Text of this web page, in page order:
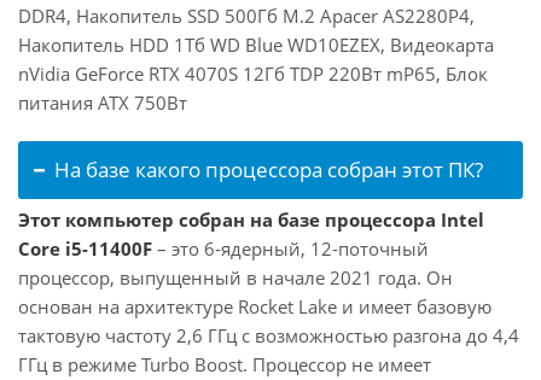
DDR4, Накопитель SSD 500Гб M.2 Apacer AS2280P4,
Накопитель HDD 1Тб WD Blue WD10EZEX, Видеокарта
nVidia GeForce RTX 4070S 12Гб TDP 220Вт mP65, Блок
питания ATX 750Вт
На базе какого процессора собран этот ПК?
Этот компьютер собран на базе процессора Intel
Core i5-11400F – это 6-ядерный, 12-поточный
процессор, выпущенный в начале 2021 года. Он
основан на архитектуре Rocket Lake и имеет базовую
тактовую частоту 2,6 ГГц с возможностью разгона до 4,4
ГГц в режиме Turbo Boost. Процессор не имеет